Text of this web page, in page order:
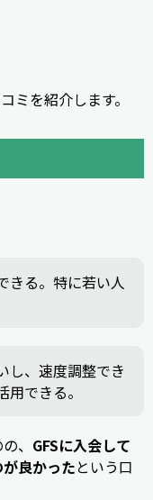
ミを紹介します。
きる。特に若い人
し、速度調整でき
できる。
、 GFSに入会して
良かったという口